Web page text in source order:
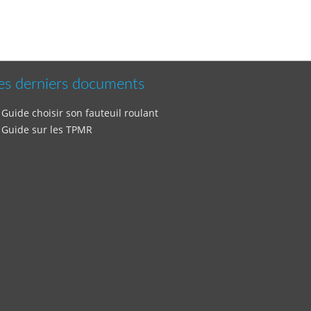
derniers documents
choisir son fauteuil roulant
sur les TPMR